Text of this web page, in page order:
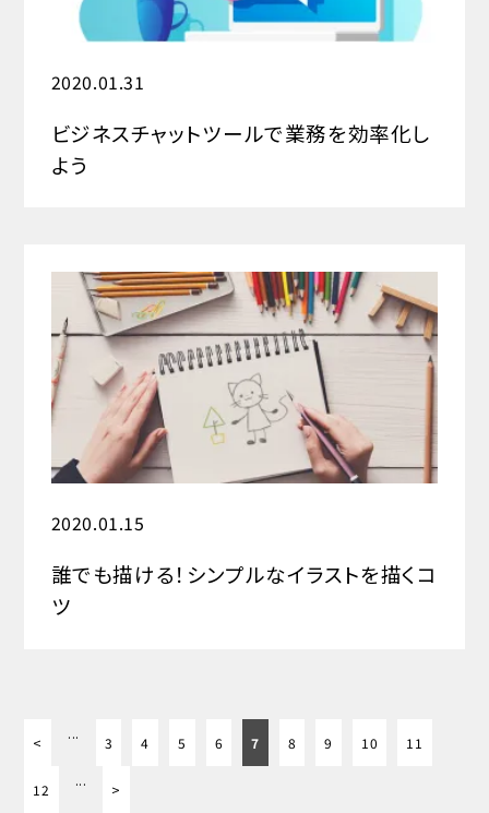
2020.01.31
ビジネスチャットツールで業務を効率化し
よう
2020.01.15
誰でも描ける！シンプルなイラストを描くコ
ツ
<
...
3 4 5 6 7 8 9 10 11
12
...
>